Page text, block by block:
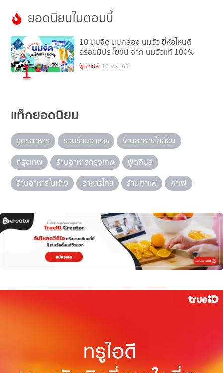
ยอดนิยมในตอนนี้
1
10 นมจืด นมกล่อง นมวัว ยี่ห้อไหนดี
อร่อยมีประโยชน์ จาก นมวัวแท้ 100%
ฟู้ด ทิปส์ 10 พ.ย. 68
แท็กยอดนิยม
สูตรอาหาร รวมร้านอาหาร
ร้านอาหารใกล้ฉัน
กรุงเทพ
ร้านอาหารกรุงเทพ
ฟู้ดทิปส์
ร้านอาหารในห้าง
อาหารไทย ร้านกาแฟ คาเฟ่